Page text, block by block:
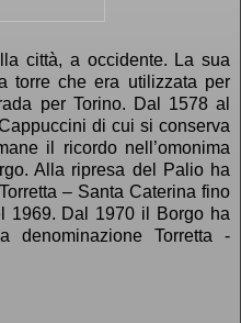
città, a occidente. La sua
torre che era utilizzata per
per Torino. Dal 1578 al
di cui si conserva
il ricordo nell’omonima
Alla ripresa del Palio ha
– Santa Caterina fino
1969. Dal 1970 il Borgo ha
denominazione Torretta -